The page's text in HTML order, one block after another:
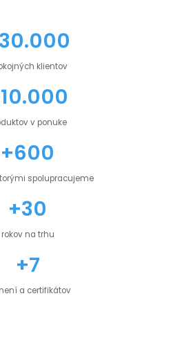
klientov
v ponuke
+600
spolupracujeme
+30
rokov na trhu
+7
a certifikátov